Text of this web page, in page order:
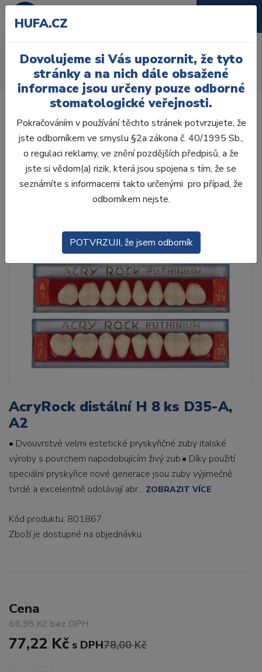
Úvod Zuby
AcryRock
AcryRock distální H 8 ks D35-A, A2
AcryRock distální H 8 ks D35-A,
A2
• Dvouvrstvé velmi estetické pryskyřičné zuby italské
výroby s povrchem napodobujícím živý zub.• Díky použití
speciální pryskyřice nové generace jsou zuby výjimečně
tvrdé a excelentně odolávají abr... ZOBRAZIT VÍCE
Kód produktu: 801867
Zboží je dostupné na objednávku
Cena
68,95 Kč bez DPH
77,22 Kč s DPH78,00 Kč
HUFA.CZ
Dovolujeme si Vás upozornit, že tyto
stránky a na nich dále obsažené
informace jsou určeny pouze odborné
stomatologické veřejnosti.
Pokračováním v používání těchto stránek potvrzujete, že
jste odborníkem ve smyslu §2a zákona č. 40/1995 Sb.,
o regulaci reklamy, ve znění pozdějších předpisů, a že
jste si vědom(a) rizik, která jsou spojena s tím, že se
seznámíte s informacemi takto určenými pro případ, že
odborníkem nejste.
POTVRZUJI, že jsem odborník